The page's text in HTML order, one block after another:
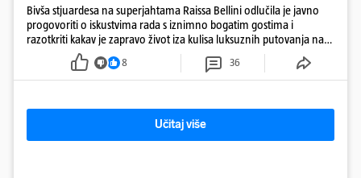
Bivša stjuardesa na superjahtama Raissa Bellini odlučila je javno
progovoriti o iskustvima rada s iznimno bogatim gostima i
razotkriti kakav je zapravo život iza kulisa luksuznih putovanja na
8 36
Učitaj više